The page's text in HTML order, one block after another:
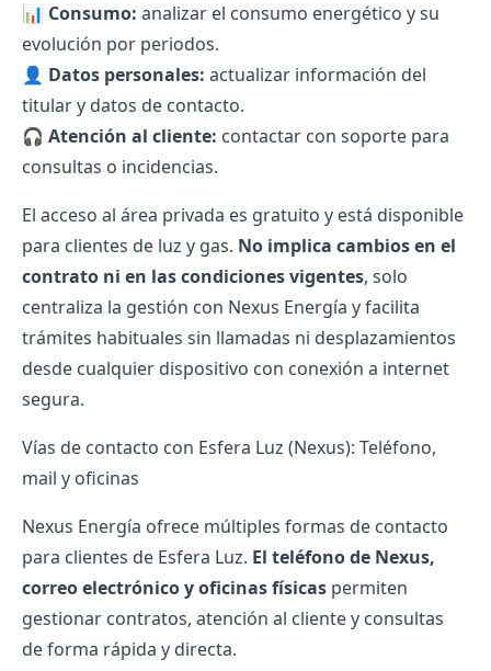
📊 Consumo: analizar el consumo energético y su
evolución por periodos.
👤 Datos personales: actualizar información del
titular y datos de contacto.
🎧 Atención al cliente: contactar con soporte para
consultas o incidencias.
El acceso al área privada es gratuito y está disponible
para clientes de luz y gas. No implica cambios en el
contrato ni en las condiciones vigentes, solo
centraliza la gestión con Nexus Energía y facilita
trámites habituales sin llamadas ni desplazamientos
desde cualquier dispositivo con conexión a internet
segura.
Vías de contacto con Esfera Luz (Nexus): Teléfono,
mail y oficinas
Nexus Energía ofrece múltiples formas de contacto
para clientes de Esfera Luz. El teléfono de Nexus,
correo electrónico y oficinas físicas permiten
gestionar contratos, atención al cliente y consultas
de forma rápida y directa.